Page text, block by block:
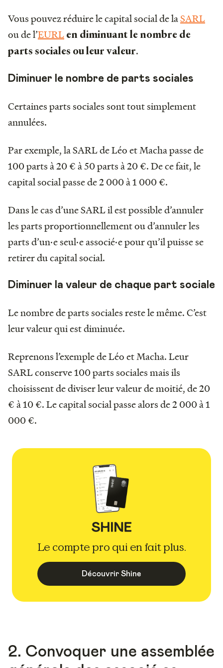
Vous pouvez réduire le capital social de laSARL
ou de l’EURL en diminuant le nombre de
parts sociales ou leur valeur.
Diminuer le nombre de parts sociales
Certaines parts sociales sont tout simplement
annulées.
Par exemple, la SARL de Léo et Macha passe de
100 parts à 20 € à 50 parts à 20 €. De ce fait, le
capital social passe de 2 000 à 1 000 €.
Dans le cas d’une SARL il est possible d’annuler
les parts proportionnellement ou d’annuler les
parts d’un·e seul·e associé·e pour qu’il puisse se
retirer du capital social.
Diminuer la valeur de chaque part sociale
Le nombre de parts sociales reste le même. C’est
leur valeur qui est diminuée.
Reprenons l’exemple de Léo et Macha. Leur
SARL conserve 100 parts sociales mais ils
choisissent de diviser leur valeur de moitié, de 20
€ à 10 €. Le capital social passe alors de 2 000 à 1
000 €.
Le compte pro qui en fait plus.
Découvrir Shine
2. Convoquer une assemblée